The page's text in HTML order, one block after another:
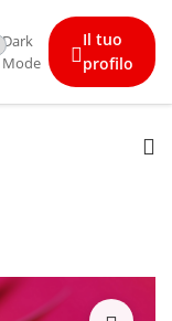
Dark
Mode
Il tuo
profilo